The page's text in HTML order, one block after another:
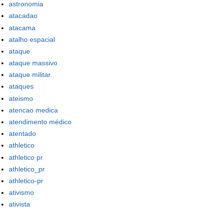
astronomia
atacadao
atacama
atalho espacial
ataque
ataque massivo
ataque militar
ataques
ateismo
atencao medica
atendimento médico
atentado
athletico
athletico pr
athletico_pr
athletico-pr
ativismo
ativista